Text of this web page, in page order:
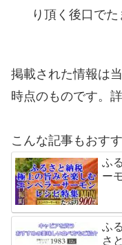
り頂く後口でた
掲載された情報は
時点のものです。
こんな記事もおす
ふ
ー
ふ
さ